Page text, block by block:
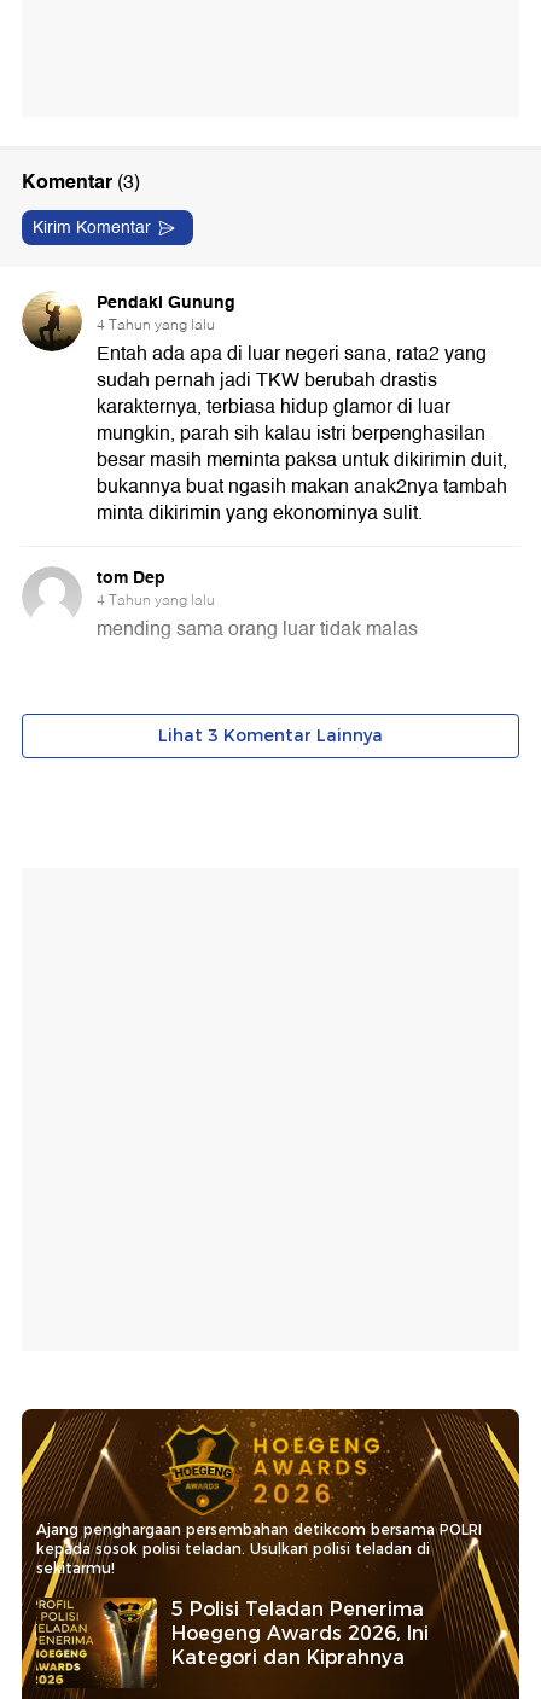
Ajang penghargaan persembahan detikcom bersama POLRI
kepada sosok polisi teladan. Usulkan polisi teladan di
sekitarmu!
5 Polisi Teladan Penerima
Hoegeng Awards 2026, Ini
Kategori dan Kiprahnya